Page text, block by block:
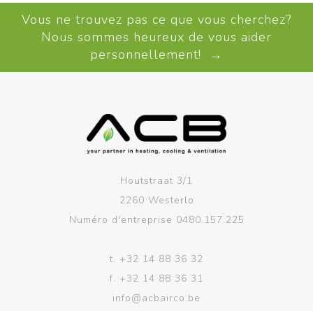
Vous ne trouvez pas ce que vous cherchez?
Nous sommes heureux de vous aider
personnellement! →
Houtstraat 3/1
2260 Westerlo
Numéro d'entreprise 0480.157.225
t. +32 14 88 36 32
f. +32 14 88 36 31
info@acbairco.be